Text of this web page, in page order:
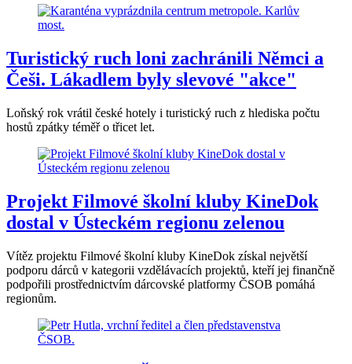
Turistický ruch loni zachránili Němci a
Češi. Lákadlem byly slevové "akce"
Loňský rok vrátil české hotely i turistický ruch z hlediska počtu
hostů zpátky téměř o třicet let.
Projekt Filmové školní kluby KineDok
dostal v Ústeckém regionu zelenou
Vítěz projektu Filmové školní kluby KineDok získal největší
podporu dárců v kategorii vzdělávacích projektů, kteří jej finančně
podpořili prostřednictvím dárcovské platformy ČSOB pomáhá
regionům.